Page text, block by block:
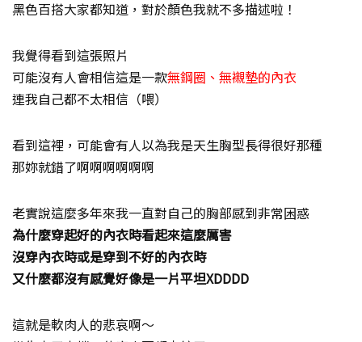
黑色百搭大家都知道，對於顏色我就不多描述啦！
我覺得看到這張照片
可能沒有人會相信這是一款無鋼圈、無襯墊的內衣
連我自己都不太相信（喂）
看到這裡，可能會有人以為我是天生胸型長得很好那種
那妳就錯了啊啊啊啊啊啊
老實說這麼多年來我一直對自己的胸部感到非常困惑
為什麼穿起好的內衣時看起來這麼厲害
沒穿內衣時或是穿到不好的內衣時
又什麼都沒有感覺好像是一片平坦XDDDD
這就是軟肉人的悲哀啊～